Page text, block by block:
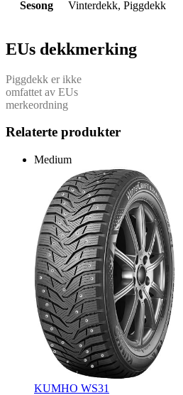
Sesong Vinterdekk, Piggdekk
EUs dekkmerking
Piggdekk er ikke
omfattet av EUs
merkeordning
Relaterte produkter
Medium
KUMHO WS31